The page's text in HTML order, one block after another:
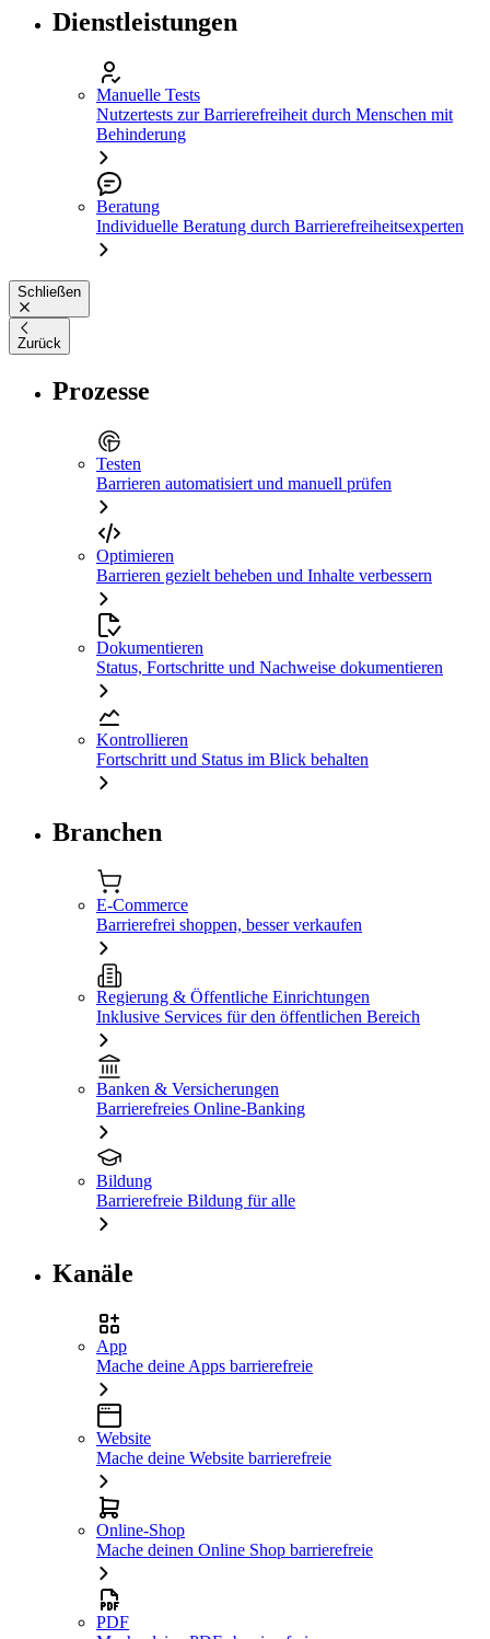
Dienstleistungen
Manuelle Tests
Nutzertests zur Barrierefreiheit durch Menschen mit
Behinderung
Beratung
Individuelle Beratung durch Barrierefreiheitsexperten
Schließen
Zurück
Prozesse
Testen
Barrieren automatisiert und manuell prüfen
Optimieren
Barrieren gezielt beheben und Inhalte verbessern
Dokumentieren
Status, Fortschritte und Nachweise dokumentieren
Kontrollieren
Fortschritt und Status im Blick behalten
Branchen
E-Commerce
Barrierefrei shoppen, besser verkaufen
Regierung & Öffentliche Einrichtungen
Inklusive Services für den öffentlichen Bereich
Banken & Versicherungen
Barrierefreies Online-Banking
Bildung
Barrierefreie Bildung für alle
Kanäle
App
Mache deine Apps barrierefreie
Website
Mache deine Website barrierefreie
Online-Shop
Mache deinen Online Shop barrierefreie
PDF